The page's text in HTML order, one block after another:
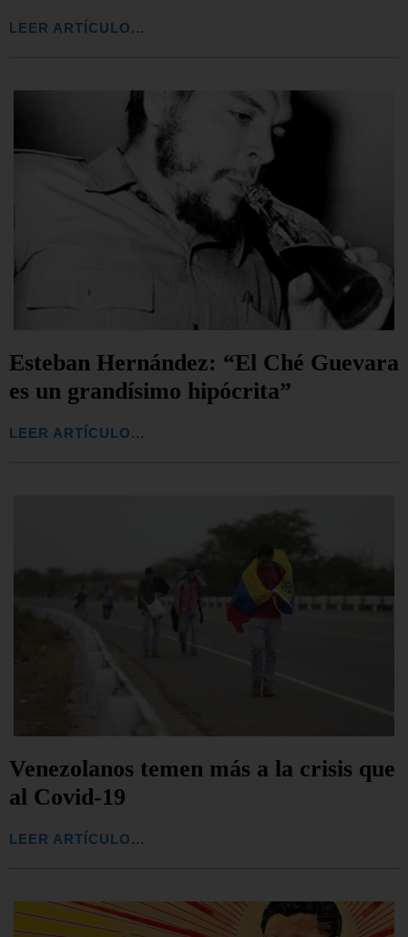
LEER ARTÍCULO...
Esteban Hernández: “El Ché Guevara
es un grandísimo hipócrita”
LEER ARTÍCULO...
Venezolanos temen más a la crisis que
al Covid-19
LEER ARTÍCULO...